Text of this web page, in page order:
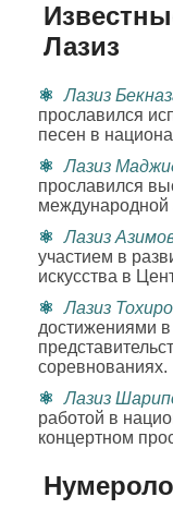
Лазиз
Лазиз
прославился
песен в
Лазиз
прославился
международной
Лазиз
участием в
искусства в
Лазиз
достижениями
соревнованиях.
Лазиз
работой в
концертном